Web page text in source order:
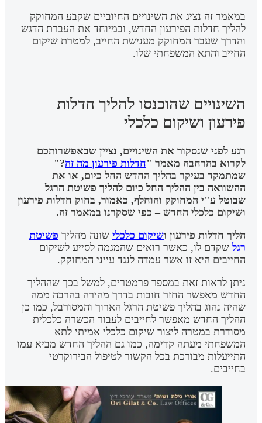
במאמר זה נציג את השינויים החיוביים שקבע המחוקק
להליך חדלות הפירעון החדש, ובמיוחד את העברת הדגש
והדרך שעבר המחוקק מענישת החייב, למטרת שיקום
החייב והתא המשפחתי שלו.
השינויים שהוכנסו להליך חדלות
פירעון ושיקום כלכלי
רגע לפני שנסקור את השינויים, נציין שבאפשרותכם
לקרוא בהרחבה מאמר "חדלות פירעון מה זה?"
שמתמקד בעיקר בהליך החדש החל כיום, או את
ההשוואה בין ההליך החל כיום להליך פשיטת הרגל
שבוטל ע"י המחוקק והוחלף, כאמור, בחוק חדלות פירעון
ושיקום כלכלי החדש – כפי שסקרנו במאמר זה.
הליך חדלות פירעון ושיקום כלכלי שונה מהליך פשיטת
רגלשקדם לו, כאשר רואים שהמגמה לסייע לשיקום
החייבים היא זו אשר עמדה לנגד עייני המחוקק.
ניתן לראות זאת במספר פרמטרים, למשל בכך שההליך
החדש מאפשר החזר חובות בדרך מהירה בהרבה ממה
שהיה נהוג בהליך פשיטת הרגל הארוך והמסורבל, כמו כן
ההליך החדש מאפשר לחייבים לעבור הכשרה כלכלית
מסודרת במטרה ליצור שיקום כלכלי אמיתי לתא
המשפחתי מעתה קדימה, כמו גם ההליך החדש מביא עמו
התייעלות מבורכת בכל הקשור לטיפול הבירוקרטי
בחייבים.